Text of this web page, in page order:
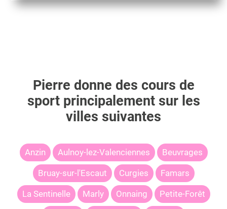
Pierre donne des cours de
sport principalement sur les
villes suivantes
Anzin Aulnoy-lez-Valenciennes Beuvrages
Bruay-sur-l'Escaut Curgies Famars
La Sentinelle Marly Onnaing Petite-Forêt